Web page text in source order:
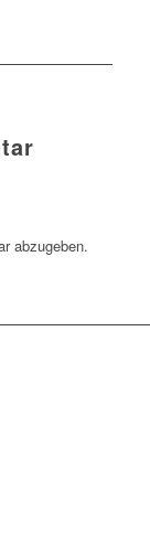
abzugeben.